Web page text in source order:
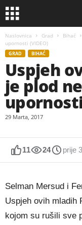
Naslovnica Grad Bihać
upornosti (VIDEO)
GRAD BIHAĆ
Uspjeh
je plod
upornosti
29 Marta, 2017
11 24 prije
Selman Mersud i
Uspjeh ovih mladih
kojom su rušili sve